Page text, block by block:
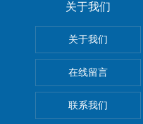
关于我们
关于我们
在线留言
联系我们